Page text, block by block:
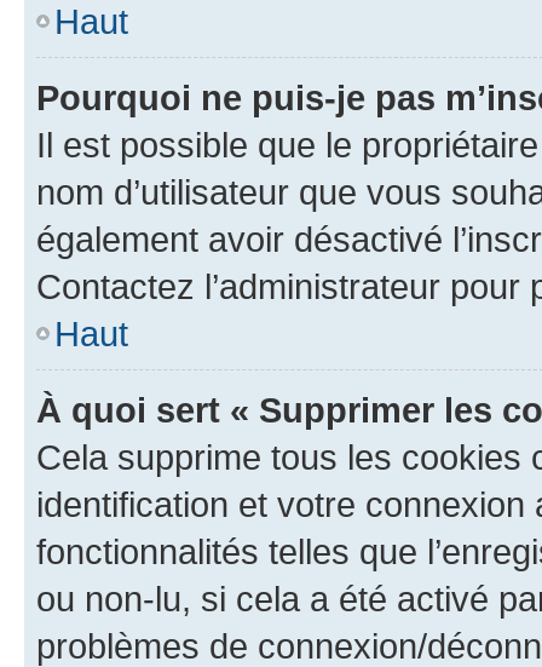
Haut
Pourquoi ne puis-je pas
Il est possible que le
nom d’utilisateur que vous
également avoir désactivé
Contactez l’administrateur
Haut
À quoi sert « Supprimer les
Cela supprime tous les cookies
identification et votre
fonctionnalités telles que
ou non-lu, si cela a été activé
problèmes de connexion/